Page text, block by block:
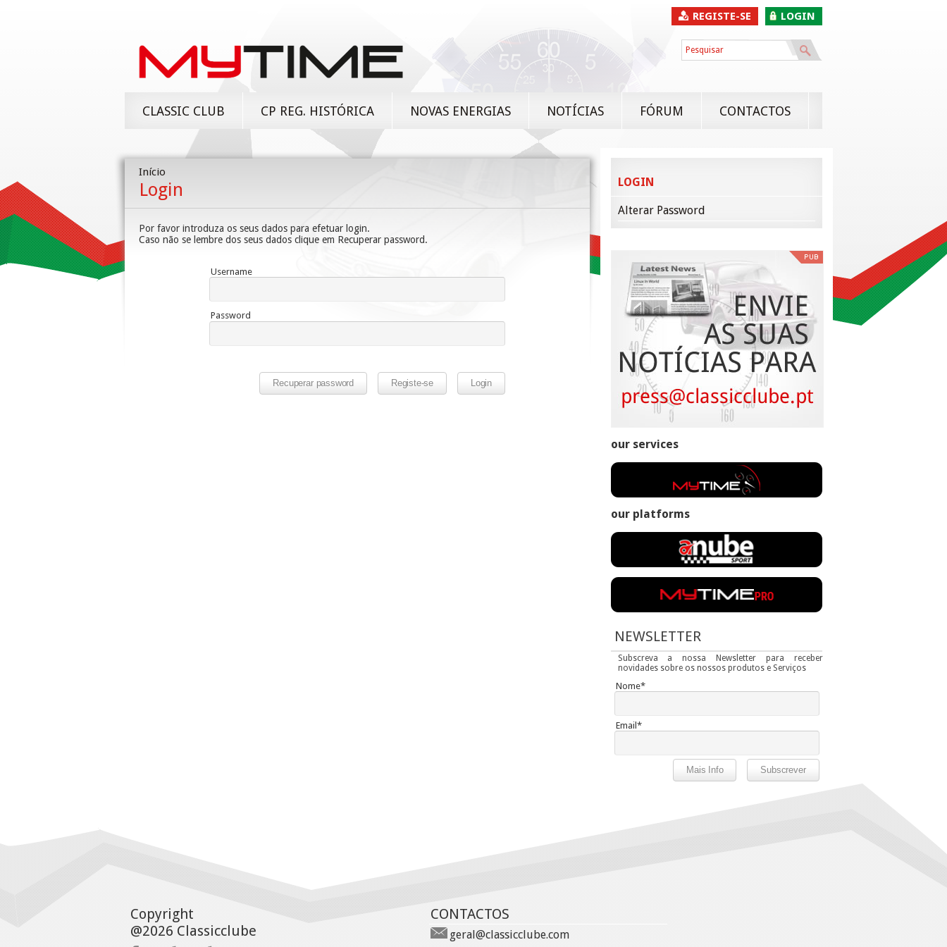
LOGIN
REGISTE-SE
CLASSIC CLUB CP REG. HISTÓRICA NOVAS ENERGIAS NOTÍCIAS FÓRUM CONTACTOS
Início
Login
Por favor introduza os seus dados para efetuar login.
Caso não se lembre dos seus dados clique em Recuperar password.
Username
Password
LOGIN
Alterar Password
our services
our platforms
NEWSLETTER
Subscreva a nossa Newsletter para receber
novidades sobre os nossos produtos e Serviços
Nome*
Email*
Copyright
@2026 Classicclube
CONTACTOS
geral@classicclube.com